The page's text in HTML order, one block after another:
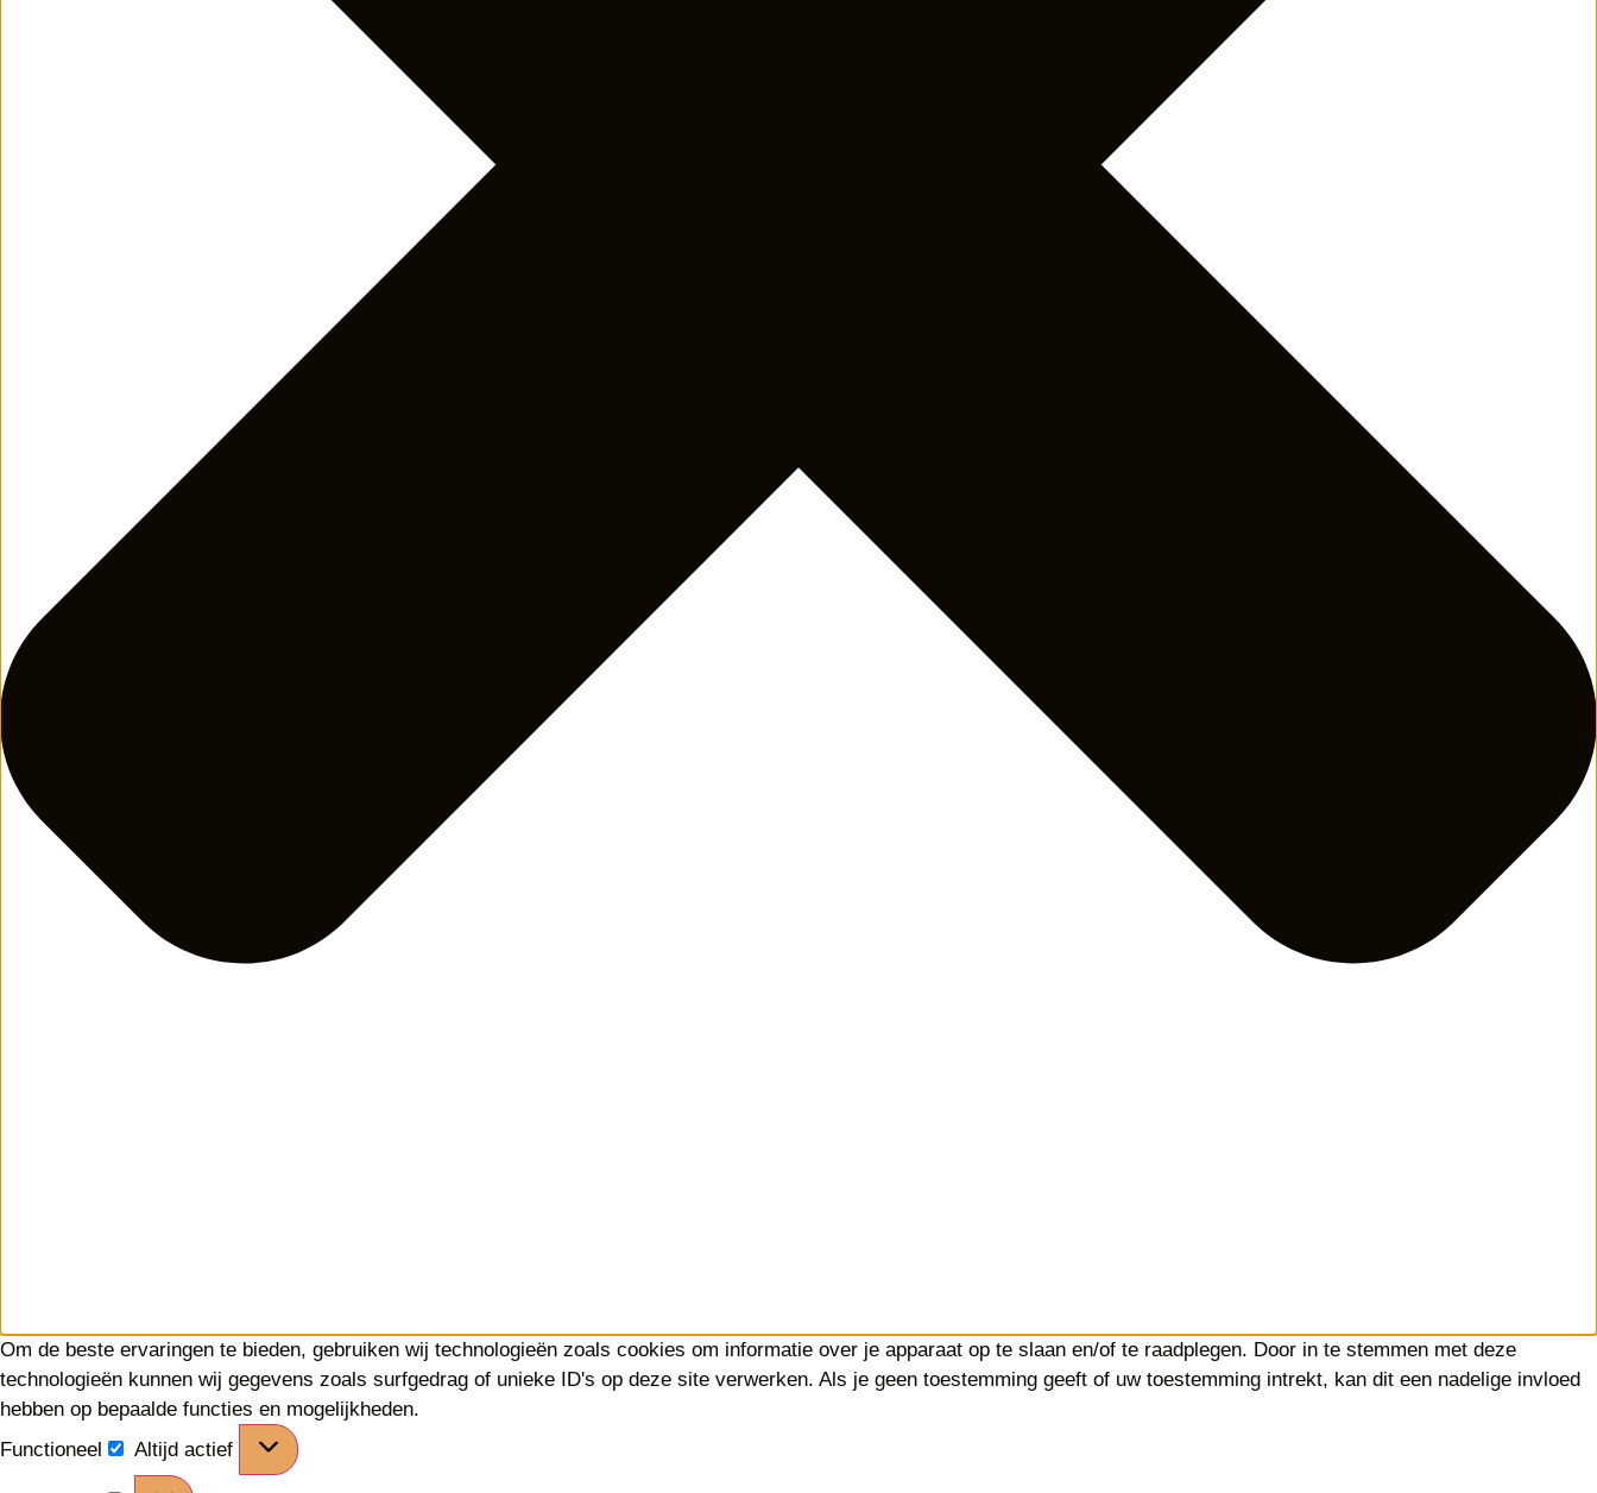
Om de beste ervaringen te bieden, gebruiken wij technologieën zoals cookies om informatie over je apparaat op te slaan en/of te raadplegen. Door in te stemmen met deze
technologieën kunnen wij gegevens zoals surfgedrag of unieke ID's op deze site verwerken. Als je geen toestemming geeft of uw toestemming intrekt, kan dit een nadelige invloed
hebben op bepaalde functies en mogelijkheden.
Functioneel
Altijd actief